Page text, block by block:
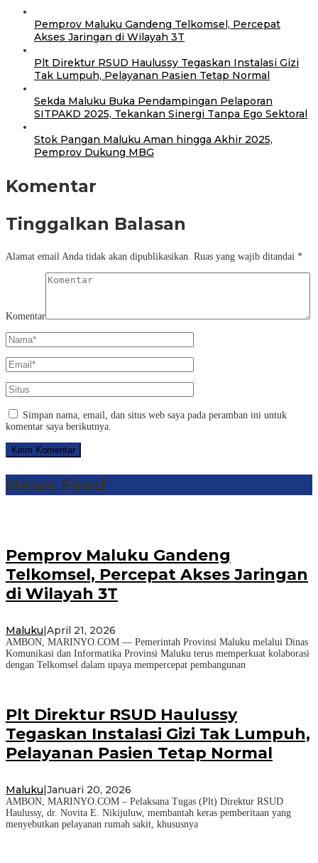
Pemprov Maluku Gandeng Telkomsel, Percepat
Akses Jaringan di Wilayah 3T
Plt Direktur RSUD Haulussy Tegaskan Instalasi Gizi
Tak Lumpuh, Pelayanan Pasien Tetap Normal
Sekda Maluku Buka Pendampingan Pelaporan
SITPAKD 2025, Tekankan Sinergi Tanpa Ego Sektoral
Stok Pangan Maluku Aman hingga Akhir 2025,
Pemprov Dukung MBG
Komentar
Tinggalkan Balasan
Alamat email Anda tidak akan dipublikasikan. Ruas yang wajib ditandai *
Komentar
Simpan nama, email, dan situs web saya pada peramban ini untuk
komentar saya berikutnya.
News Feed
Pemprov Maluku Gandeng
Telkomsel, Percepat Akses Jaringan
di Wilayah 3T
Maluku April 21, 2026
AMBON, MARINYO.COM — Pemerintah Provinsi Maluku melalui Dinas
Komunikasi dan Informatika Provinsi Maluku terus memperkuat kolaborasi
dengan Telkomsel dalam upaya mempercepat pembangunan
Plt Direktur RSUD Haulussy
Tegaskan Instalasi Gizi Tak Lumpuh,
Pelayanan Pasien Tetap Normal
Maluku|Januari 20, 2026
AMBON, MARINYO.COM – Pelaksana Tugas (Plt) Direktur RSUD
Haulussy, dr. Novita E. Nikijuluw, membantah keras pemberitaan yang
menyebutkan pelayanan rumah sakit, khususnya